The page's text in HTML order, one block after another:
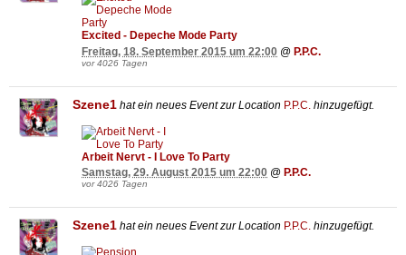
Excited - Depeche Mode Party
Freitag, 18. September 2015 um 22:00 @ P.P.C.
vor 4026 Tagen
Szene1 hat ein neues Event zur Location P.P.C. hinzugefügt.
Arbeit Nervt - I Love To Party
Samstag, 29. August 2015 um 22:00 @ P.P.C.
vor 4026 Tagen
Szene1 hat ein neues Event zur Location P.P.C. hinzugefügt.